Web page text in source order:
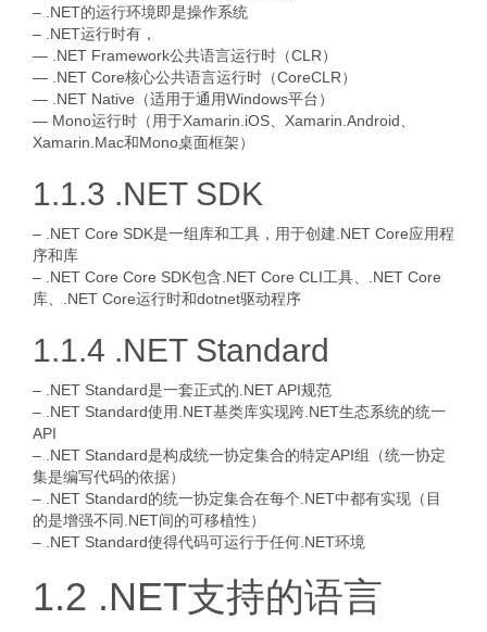
– .NET的运行环境即是操作系统
– .NET运行时有，
— .NET Framework公共语言运行时（CLR）
— .NET Core核心公共语言运行时（CoreCLR）
— .NET Native（适用于通用Windows平台）
— Mono运行时（用于Xamarin.iOS、Xamarin.Android、
Xamarin.Mac和Mono桌面框架）
1.1.3 .NET SDK
– .NET Core SDK是一组库和工具，用于创建.NET Core应用程
序和库
– .NET Core Core SDK包含.NET Core CLI工具、.NET Core
库、.NET Core运行时和dotnet驱动程序
1.1.4 .NET Standard
– .NET Standard是一套正式的.NET API规范
– .NET Standard使用.NET基类库实现跨.NET生态系统的统一
API
– .NET Standard是构成统一协定集合的特定API组（统一协定
集是编写代码的依据）
– .NET Standard的统一协定集合在每个.NET中都有实现（目
的是增强不同.NET间的可移植性）
– .NET Standard使得代码可运行于任何.NET环境
1.2 .NET支持的语言